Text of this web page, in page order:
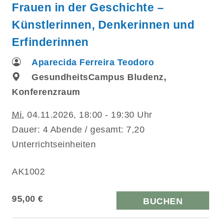
Frauen in der Geschichte –
Künstlerinnen, Denkerinnen und
Erfinderinnen
Aparecida Ferreira Teodoro
GesundheitsCampus Bludenz,
Konferenzraum
Mi. 04.11.2026, 18:00 - 19:30 Uhr
Dauer: 4 Abende / gesamt: 7,20
Unterrichtseinheiten
AK1002
95,00 € BUCHEN